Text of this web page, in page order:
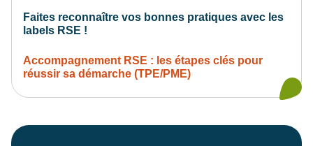
Faites reconnaître vos bonnes pratiques avec les
labels RSE !
Accompagnement RSE : les étapes clés pour
réussir sa démarche (TPE/PME)